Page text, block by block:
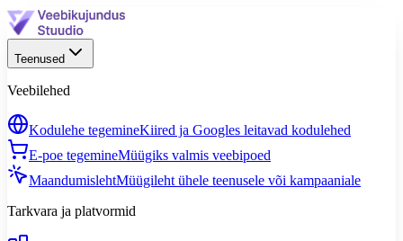
Teenused
Veebilehed
Kodulehe tegemineKiired ja Googles leitavad kodulehed
E-poe tegemineMüügiks valmis veebipoed
MaandumislehtMüügileht ühele teenusele või kampaaniale
Tarkvara ja platvormid